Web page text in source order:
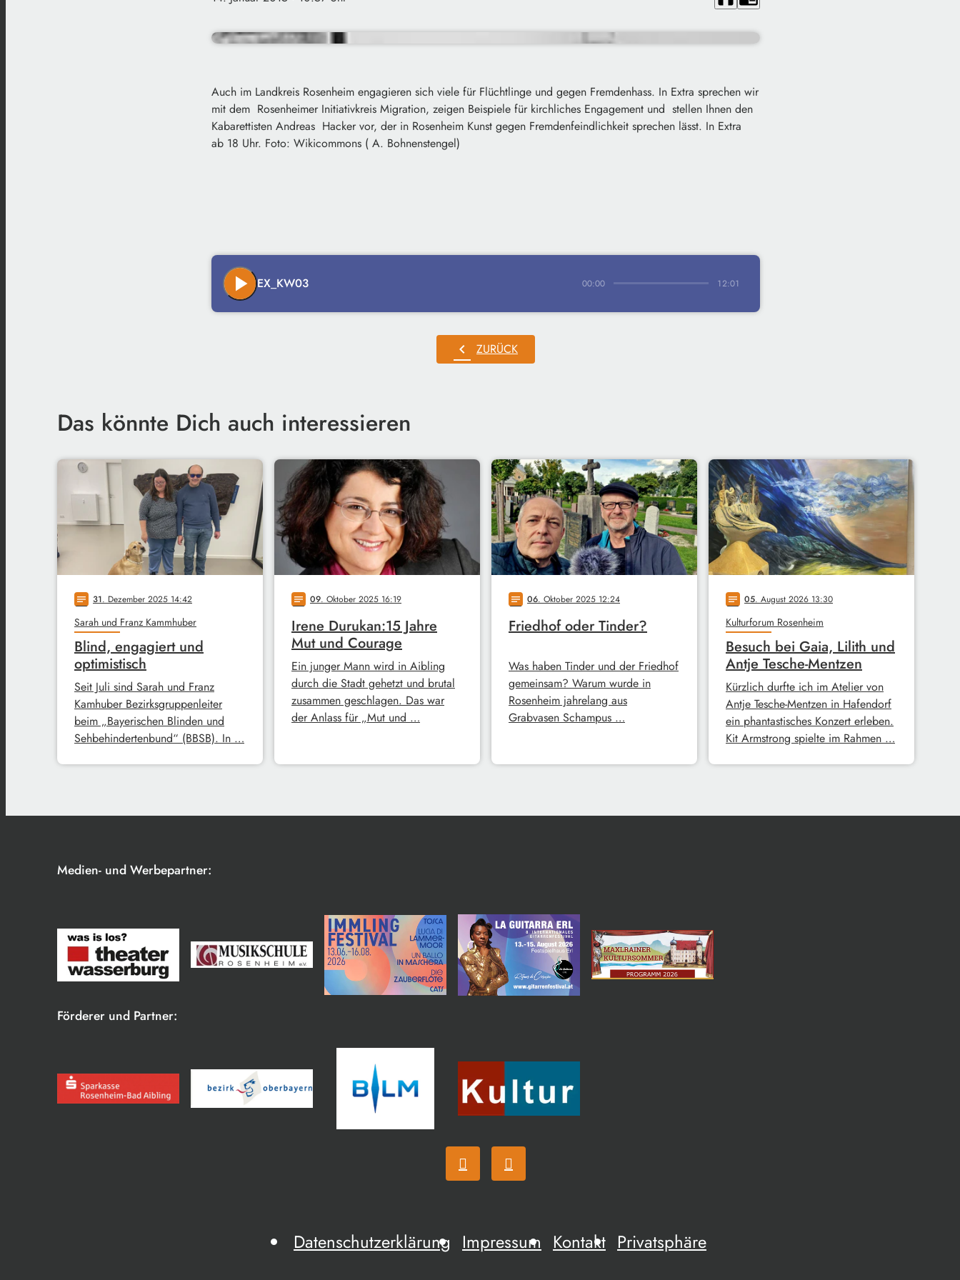
Auch im Landkreis Rosenheim engagieren sich viele für Flüchtlinge und gegen Fremdenhass. In Extra sprechen wir
mit dem Rosenheimer Initiativkreis Migration, zeigen Beispiele für kirchliches Engagement und stellen Ihnen den
Kabarettisten Andreas Hacker vor, der in Rosenheim Kunst gegen Fremdenfeindlichkeit sprechen lässt. In Extra
ab 18 Uhr. Foto: Wikicommons ( A. Bohnenstengel)
play_arrow EX_KW03 00:00 12:01
chevron_left ZURÜCK
Das könnte Dich auch interessieren
notes 31. Dezember 2025 14:42
Sarah und Franz Kammhuber
Blind, engagiert und
optimistisch
Seit Juli sind Sarah und Franz
Kamhuber Bezirksgruppenleiter
beim „Bayerischen Blinden und
Sehbehindertenbund“ (BBSB). In …
notes 09. Oktober 2025 16:19
Irene Durukan:15 Jahre
Mut und Courage
Ein junger Mann wird in Aibling
durch die Stadt gehetzt und brutal
zusammen geschlagen. Das war
der Anlass für „Mut und …
notes 06. Oktober 2025 12:24
Friedhof oder Tinder?
Was haben Tinder und der Friedhof
gemeinsam? Warum wurde in
Rosenheim jahrelang aus
Grabvasen Schampus …
notes 05. August 2026 13:30
Kulturforum Rosenheim
Besuch bei Gaia, Lilith und
Antje Tesche-Mentzen
Kürzlich durfte ich im Atelier von
Antje Tesche-Mentzen in Hafendorf
ein phantastisches Konzert erleben.
Kit Armstrong spielte im Rahmen …
Medien- und Werbepartner:
Förderer und Partner:
Datenschutzerklärung Impressum Kontakt Privatsphäre